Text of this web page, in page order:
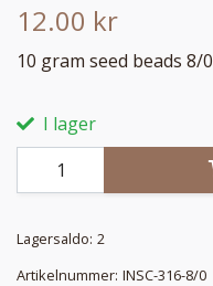
12.00 kr
10 gram seed beads 8/0
I lager
Lagersaldo: 2
Artikelnummer: INSC-316-8/0